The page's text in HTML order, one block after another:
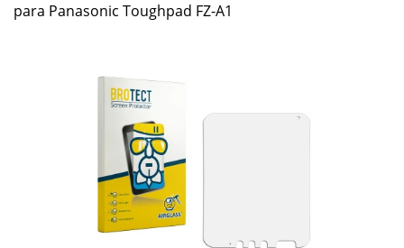
para Panasonic Toughpad FZ-A1